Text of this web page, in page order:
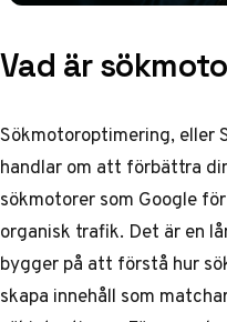
Vad är
Sökmotoroptimering, eller
handlar om att förbättra
sökmotorer som Google
organisk trafik. Det är en
bygger på att förstå hur
skapa innehåll som